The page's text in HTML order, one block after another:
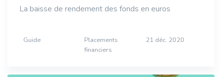
La baisse de rendement des fonds en euros
Guide
Placements
financiers
21 déc. 2020